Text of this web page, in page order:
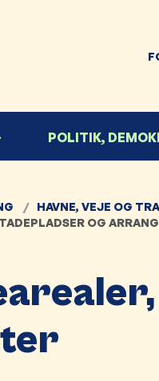
POLITIK,
HAVNE, VEJE OG
OG